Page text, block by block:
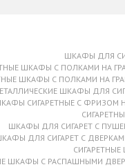
ШКАФЫ ДЛЯ
ШКАФЫ С ПОЛКАМИ НА
ШКАФЫ С ПОЛКАМИ НА
ШКАФЫ ДЛЯ
СИГАРЕТНЫЕ С ФРИЗОМ
ШКАФЫ ДЛЯ СИГАРЕТ С
ДЛЯ СИГАРЕТ С
ШКАФЫ С РАСПАШНЫМИ